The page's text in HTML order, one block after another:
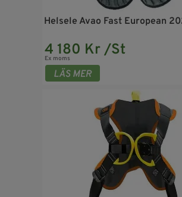
Helsele Avao Fast European
4 180 Kr /St
Ex moms